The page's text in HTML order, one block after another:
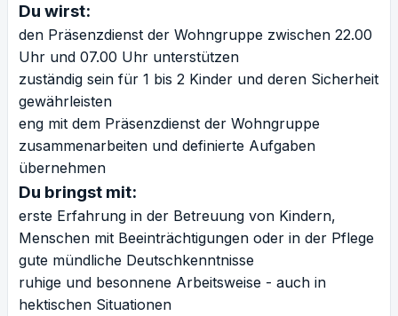
Du wirst:
den Präsenzdienst der Wohngruppe zwischen 22.00
Uhr und 07.00 Uhr unterstützen
zuständig sein für 1 bis 2 Kinder und deren Sicherheit
gewährleisten
eng mit dem Präsenzdienst der Wohngruppe
zusammenarbeiten und definierte Aufgaben
übernehmen
Du bringst mit:
erste Erfahrung in der Betreuung von Kindern,
Menschen mit Beeinträchtigungen oder in der Pflege
gute mündliche Deutschkenntnisse
ruhige und besonnene Arbeitsweise - auch in
hektischen Situationen